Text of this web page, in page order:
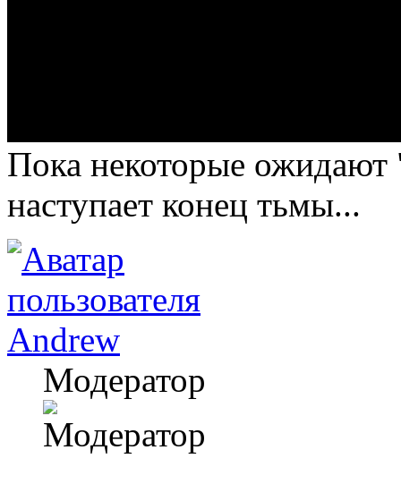
Пока некоторые ожидают
наступает конец тьмы...
Andrew
Модератор